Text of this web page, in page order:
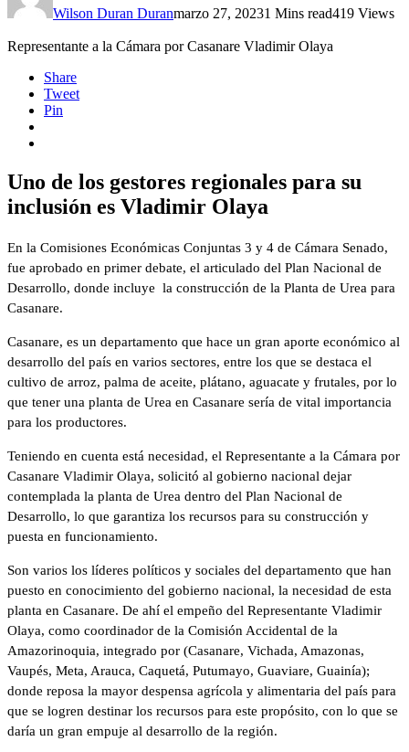
Wilson Duran Duranmarzo 27, 20231 Mins read419 Views
Representante a la Cámara por Casanare Vladimir Olaya
Share
Tweet
Pin
Uno de los gestores regionales para su
inclusión es Vladimir Olaya
En la Comisiones Económicas Conjuntas 3 y 4 de Cámara Senado,
fue aprobado en primer debate, el articulado del Plan Nacional de
Desarrollo, donde incluye la construcción de la Planta de Urea para
Casanare.
Casanare, es un departamento que hace un gran aporte económico al
desarrollo del país en varios sectores, entre los que se destaca el
cultivo de arroz, palma de aceite, plátano, aguacate y frutales, por lo
que tener una planta de Urea en Casanare sería de vital importancia
para los productores.
Teniendo en cuenta está necesidad, el Representante a la Cámara por
Casanare Vladimir Olaya, solicitó al gobierno nacional dejar
contemplada la planta de Urea dentro del Plan Nacional de
Desarrollo, lo que garantiza los recursos para su construcción y
puesta en funcionamiento.
Son varios los líderes políticos y sociales del departamento que han
puesto en conocimiento del gobierno nacional, la necesidad de esta
planta en Casanare. De ahí el empeño del Representante Vladimir
Olaya, como coordinador de la Comisión Accidental de la
Amazorinoquia, integrado por (Casanare, Vichada, Amazonas,
Vaupés, Meta, Arauca, Caquetá, Putumayo, Guaviare, Guainía);
donde reposa la mayor despensa agrícola y alimentaria del país para
que se logren destinar los recursos para este propósito, con lo que se
daría un gran empuje al desarrollo de la región.